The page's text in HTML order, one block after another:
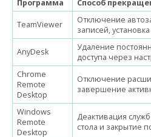
Программа Способ
TeamViewer
Отключение
записей,
AnyDesk
Удаление
доступа через
Chrome
Remote
Desktop
Отключение
завершение
Windows
Remote
Desktop
Деактивация
стола и закрытие